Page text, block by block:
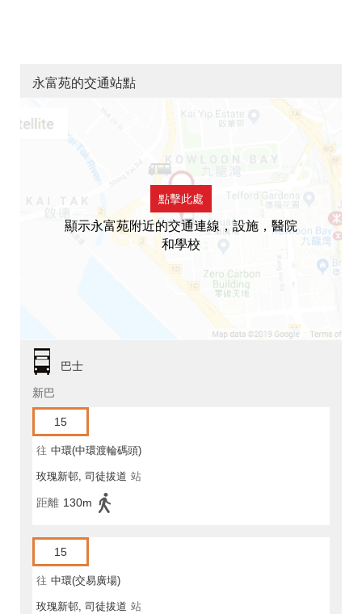
永富苑的交通站點
點擊此處
顯示永富苑附近的交通連線，設施，醫院
和學校
巴士
新巴
15
往 中環(中環渡輪碼頭)
玫瑰新邨, 司徒拔道 站
距離 130m
15
往 中環(交易廣場)
玫瑰新邨, 司徒拔道 站